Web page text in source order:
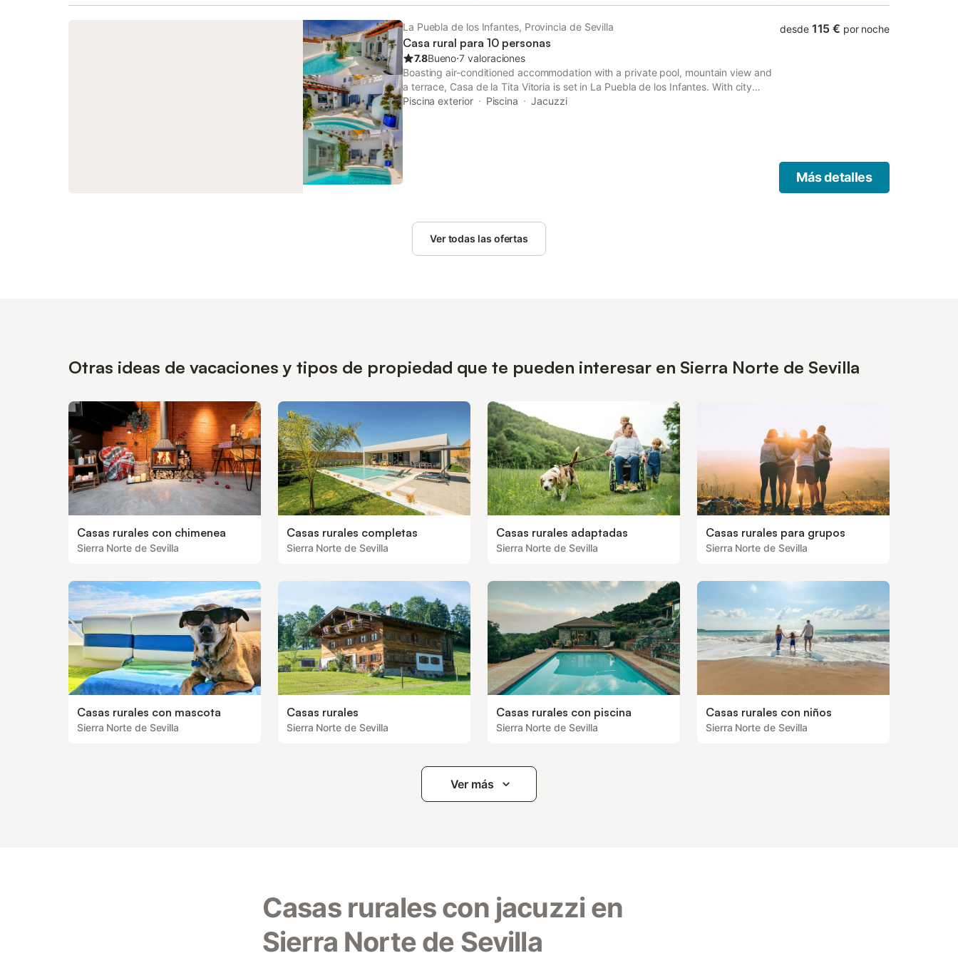
La Puebla de los Infantes, Provincia de Sevilla
Casa rural para 10 personas
7.8Bueno⋅7 valoraciones
Boasting air-conditioned accommodation with a private pool, mountain view and
a terrace, Casa de la Tita Vitoria is set in La Puebla de los Infantes. With city
views, this accommodation features a patio.
Piscina exterior Piscina Jacuzzi
desde 115 € por noche
Más detalles
Ver todas las ofertas
Otras ideas de vacaciones y tipos de propiedad que te pueden interesar en Sierra Norte de Sevilla
Casas rurales con chimenea
Sierra Norte de Sevilla
Casas rurales completas
Sierra Norte de Sevilla
Casas rurales adaptadas
Sierra Norte de Sevilla
Casas rurales para grupos
Sierra Norte de Sevilla
Casas rurales con mascota
Sierra Norte de Sevilla
Casas rurales
Sierra Norte de Sevilla
Casas rurales con piscina
Sierra Norte de Sevilla
Casas rurales con niños
Sierra Norte de Sevilla
Ver más
Casas rurales con jacuzzi en
Sierra Norte de Sevilla